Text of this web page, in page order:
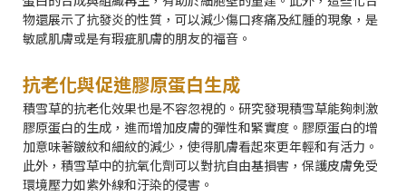
物還展示了抗發炎的性質，可以減少傷口疼痛及紅腫的現象，是
敏感肌膚或是有瑕疵肌膚的朋友的福音。
抗老化與促進膠原蛋白生成
積雪草的抗老化效果也是不容忽視的。研究發現積雪草能夠刺激
膠原蛋白的生成，進而增加皮膚的彈性和緊實度。膠原蛋白的增
加意味著皺紋和細紋的減少，使得肌膚看起來更年輕和有活力。
此外，積雪草中的抗氧化劑可以對抗自由基損害，保護皮膚免受
環境壓力如紫外線和汙染的侵害。